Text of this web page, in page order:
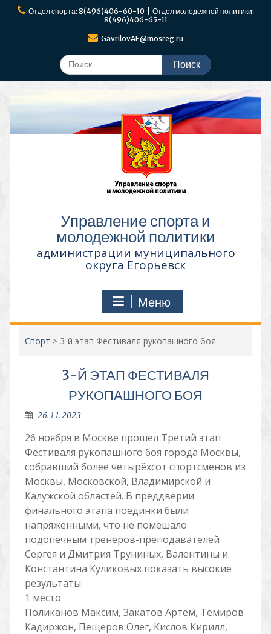
ПерейтиОтдел спорта: 8(496)406-60-10 | Отдел молодежной политики:
8(496)406-65-11
GavrilovAE@mosreg.ru
Поиск
по:
Управление спорта и
молодежной политики
администрации муниципального
округа Егорьевск
Меню
Спорт > 3-й этап Фестиваля рукопашного боя
3-Й ЭТАП ФЕСТИВАЛЯ
РУКОПАШНОГО БОЯ
26.11.2023
26 ноября в Москве прошел Третий этап
Фестиваля рукопашного боя города Москвы,
собравший более четырёхсот спортсменов из
Москвы, Московской, Владимирской и
Калужской областей. В преддверии
финального этапа поединки были
напряжёнными, что не помешало
подопечным тренеров-преподавателей
Сергея и Дмитрия Труниных, Валентины и
Константина Куликовых показать высокие
результаты:
1 место
Поликанов Максим, Закатов Артем, Темиров
Кадиржон, Пещеров Олег, Кислов Кирилл,